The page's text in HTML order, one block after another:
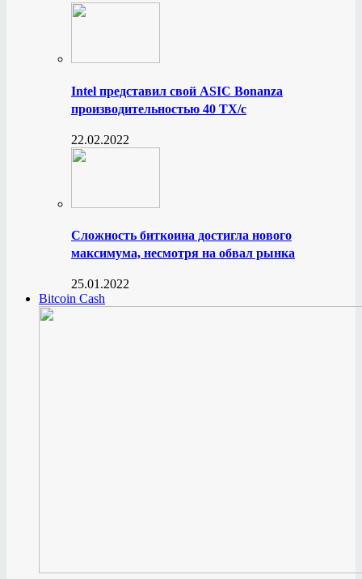
Intel представил свой ASIC Bonanza
производительностью 40 ТХ/с
22.02.2022
Сложность биткоина достигла нового
максимума, несмотря на обвал рынка
25.01.2022
Bitcoin Cash